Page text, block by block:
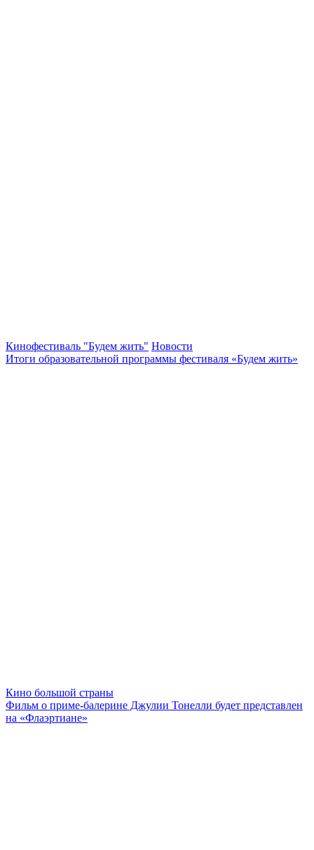
Кинофестиваль "Будем жить" Новости
Итоги образовательной программы фестиваля «Будем жить»
Кино большой страны
Фильм о приме-балерине Джулии Тонелли будет представлен
на «Флаэртиане»